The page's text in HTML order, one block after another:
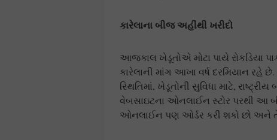
કારેલાના બીજ અહીંથી ખરીદો
આજકાલ ખેડૂતોએ મોટા પાયે રોકડિયા
કારેલાની માંગ આખા વર્ષ દરમિયાન રહે
સ્થિતિમાં, ખેડૂતોની સુવિધા માટે,
વેબસાઇટના ઓનલાઈન સ્ટોર પરથી આ
ઓનલાઈન પણ ઓર્ડર કરી શકો છો અને